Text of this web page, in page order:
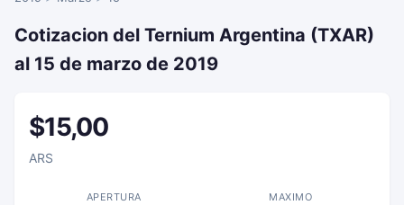
Cotizacion del Ternium Argentina (TXAR)
al 15 de marzo de 2019
$15,00
ARS
APERTURA MAXIMO